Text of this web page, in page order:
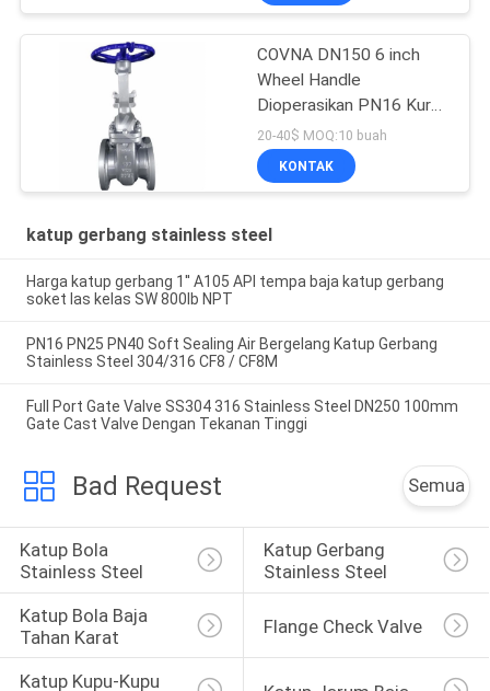
COVNA DN150 6 inch
Wheel Handle
Dioperasikan PN16 Kursi
Tahan Tekanan Tinggi
Flange End Stainless
Steel 316
20-40$ MOQ:10 buah
KONTAK
katup gerbang stainless steel
Harga katup gerbang 1'' A105 API tempa baja katup gerbang
soket las kelas SW 800lb NPT
PN16 PN25 PN40 Soft Sealing Air Bergelang Katup Gerbang
Stainless Steel 304/316 CF8 / CF8M
Full Port Gate Valve SS304 316 Stainless Steel DN250 100mm
Gate Cast Valve Dengan Tekanan Tinggi
Bad Request Semua
Katup Bola
Stainless Steel
Katup Gerbang
Stainless Steel
Katup Bola Baja
Tahan Karat
Flange Check Valve
Katup Kupu-Kupu